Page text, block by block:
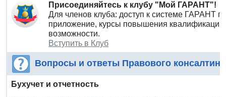
Присоединяйтесь к клубу "Мой ГАРАНТ"!
Для членов клуба: доступ к системе ГАРАНТ
приложение, курсы повышения квалификации
возможности.
Вступить в Клуб
Вопросы и ответы Правового
Бухучет и отчетность